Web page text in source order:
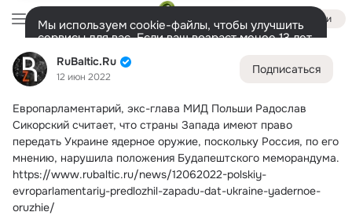
RuBaltic.Ru
12 июн 2022
Подписаться
Европарламентарий, экс-глава МИД Польши Радослав
Сикорский считает, что страны Запада имеют право
передать Украине ядерное оружие, поскольку Россия, по его
мнению, нарушила положения Будапештского меморандума.
https://www.rubaltic.ru/news/12062022-polskiy-
evroparlamentariy-predlozhil-zapadu-dat-ukraine-yadernoe-
oruzhie/
Войти
Мы используем cookie-файлы, чтобы улучшить
сервисы для вас. Если ваш возраст менее 13 лет,
настроить cookie-файлы должен ваш законный
представитель.Больше информации
Разрешить все
RuBaltic.Ru
Лента
Дополнительная
49 591 Обсуждаемые